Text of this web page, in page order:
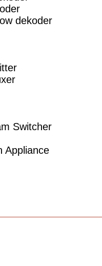
dekoder
Switcher
Appliance